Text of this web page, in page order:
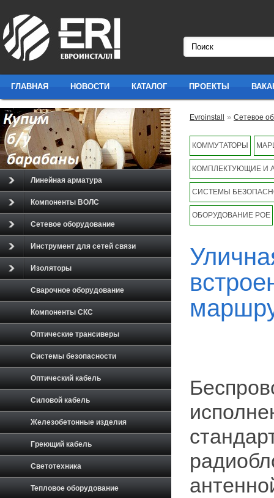
ГЛАВНАЯ НОВОСТИ КАТАЛОГ ПРОЕКТЫ
Evroinstall » Сетевое
2х2
КОММУТАТОРЫ
КОМПЛЕКТУЮЩИЕ И
СИСТЕМЫ
ОБОРУДОВАНИЕ POE
Линейная арматура
Компоненты ВОЛС
Сетевое оборудование
Инструмент для сетей связи
Изоляторы
Сварочное оборудование
Компоненты СКС
Оптические трансиверы
Системы безопасности
Оптический кабель
Силовой кабель
Железобетонные изделия
Греющий кабель
Светотехника
Тепловое оборудование